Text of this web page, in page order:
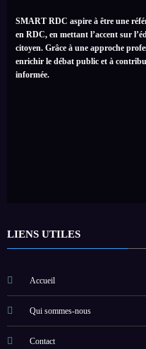
SMART RDC aspire à être une
en RDC, en mettant l’accent sur
citoyen. Grâce à une approche
enrichir le débat public et à
informée.
LIENS UTILES
Accueil
Qui sommes-nous
Contact